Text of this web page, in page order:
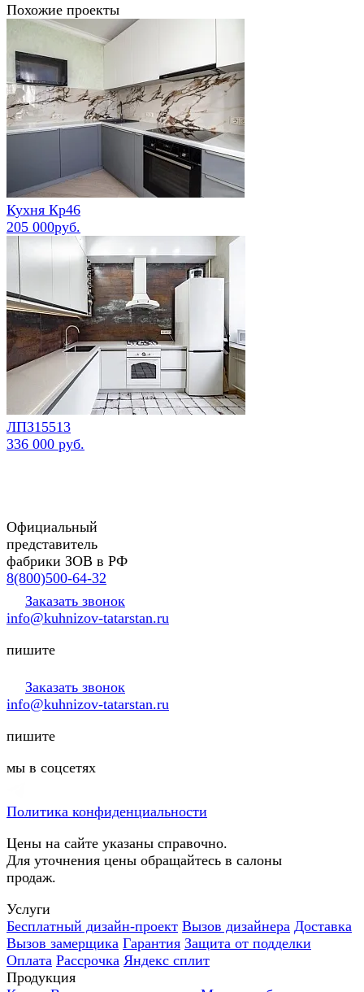
Похожие проекты
Кухня Кр46
205 000руб.
ЛПЗ15513
336 000 руб.
Официальный
представитель
фабрики ЗОВ в РФ
8(800)500-64-32
Заказать звонок
info@kuhnizov-tatarstan.ru
пишите
Заказать звонок
info@kuhnizov-tatarstan.ru
пишите
мы в соцсетях
Политика конфиденциальности
Цены на сайте указаны справочно.
Для уточнения цены обращайтесь в салоны
продаж.
Услуги
Бесплатный дизайн-проект Вызов дизайнера Доставка
Вызов замерщика Гарантия Защита от подделки
Оплата Рассрочка Яндекс сплит
Продукция